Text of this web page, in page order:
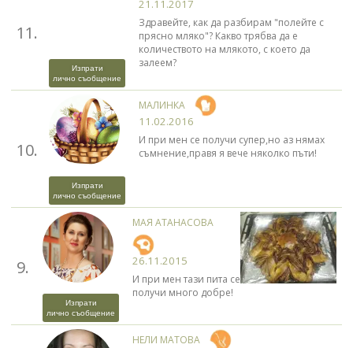
11.
Изпрати
лично съобщение
21.11.2017
Здравейте, как да разбирам "полейте с
прясно мляко"? Какво трябва да е
количеството на млякото, с което да
залеем?
10.
Изпрати
лично съобщение
МАЛИНКА
11.02.2016
И при мен се получи супер,но аз нямах
съмнение,правя я вече няколко пъти!
9.
Изпрати
лично съобщение
МАЯ АТАНАСОВА
26.11.2015
И при мен тази пита се
получи много добре!
НЕЛИ МАТОВА